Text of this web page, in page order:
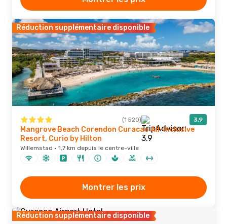
Réduction supplémentaire disponible
(1 520) 3,9
Mangrove Beach Corendon Curacao All-Inclusive
Resort, Curio by Hilton
Willemstad · 1,7 km depuis le centre-ville
Montrer les prix
Réduction supplémentaire disponible